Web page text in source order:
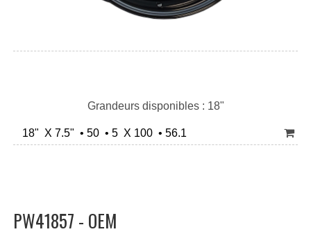
Grandeurs disponibles : 18"
18" X 7.5" • 50 • 5 X 100 • 56.1
PW41857 - OEM